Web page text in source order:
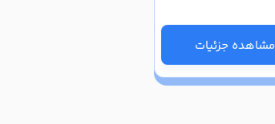
مشاهده جزئیات